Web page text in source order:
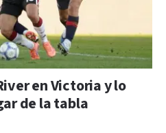
en Victoria y lo
de la tabla